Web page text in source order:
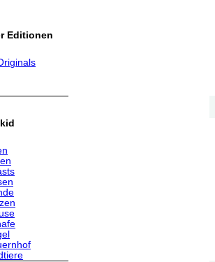
Editionen